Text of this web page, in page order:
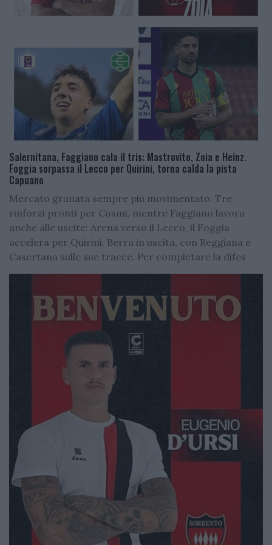
Salernitana, Faggiano cala il tris: Mastrovito, Zoia e Heinz.
Foggia sorpassa il Lecco per Quirini, torna calda la pista
Capuano
Mercato granata sempre più movimentato. Tre
rinforzi pronti per Cosmi, mentre Faggiano lavora
anche alle uscite: Arena verso il Lecco, il Foggia
accelera per Quirini. Berra in uscita, con Reggiana e
Casertana sulle sue tracce. Per completare la difes